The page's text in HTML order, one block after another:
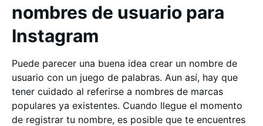
nombres de usuario para
Instagram
Puede parecer una buena idea crear un nombre de
usuario con un juego de palabras. Aun así, hay que
tener cuidado al referirse a nombres de marcas
populares ya existentes. Cuando llegue el momento
de registrar tu nombre, es posible que te encuentres